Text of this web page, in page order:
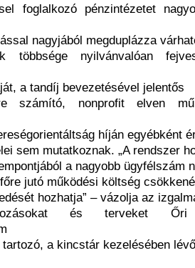
foglalkozó pénzintézetet
nagyjából megduplázza
többsége nyilvánvalóan
a tandíj bevezetésével jelentős
számító, nonprofit elven
híján egyébként
sem mutatkoznak. „A rendszer
a nagyobb ügyfélszám
jutó működési költség
hozhatja” – vázolja az
és terveket
a kincstár kezelésében